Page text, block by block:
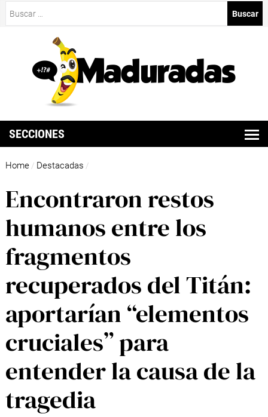
SECCIONES
Home / Destacadas /
Encontraron restos
humanos entre los
fragmentos
recuperados del Titán:
aportarían “elementos
cruciales” para
entender la causa de la
tragedia